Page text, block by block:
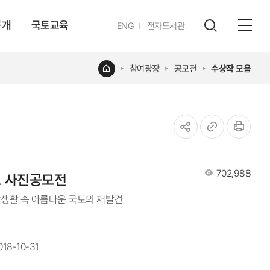
국토교육 ENG영문전자도서관
레이어
홈 참여광장 공모전 수상작 모음
복사조회수
702,988
진공모전
활 속 아름다운 국토의 재발견
10-31